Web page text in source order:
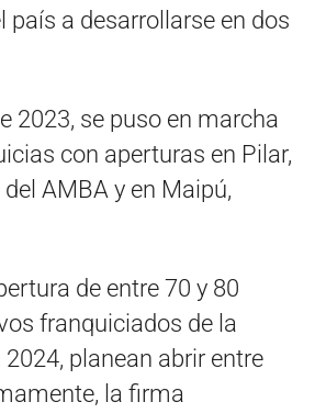
país a desarrollarse en dos
2023, se puso en marcha
con aperturas en Pilar,
AMBA y en Maipú,
de entre 70 y 80
franquiciados de la
planean abrir entre
la firma